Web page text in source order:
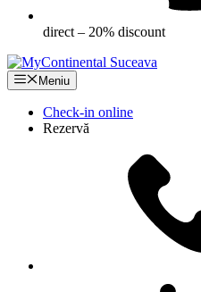
direct – 20% discount
Meniu
Check-in online
Rezervă